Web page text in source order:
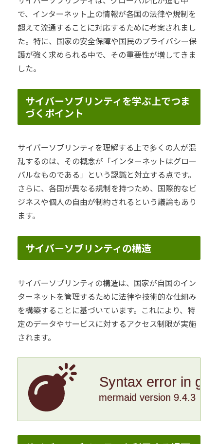
で、インターネット上の情報が各国の法律や規制を
超えて流通することに対応するために考案されまし
た。特に、国家の安全保障や国民のプライバシー保
護が強く求められる中で、その重要性が増してきま
した。
サイバーソブリンティを学ぶ上でつま
づくポイント
サイバーソブリンティを理解する上で多くの人が混
乱するのは、その概念が「インターネットはグロー
バルなものである」という認識と対立する点です。
さらに、各国が異なる規制を持つため、国際的なビ
ジネスや個人の自由が制約されるという議論もあり
ます。
サイバーソブリンティの構造
サイバーソブリンティの構造は、国家が自国のイン
ターネットを管理するために法律や技術的な仕組み
を構築することに基づいています。これにより、特
定のデータやサービスに対するアクセス制限が実施
されます。
Syntax error in
mermaid version 9.4.3